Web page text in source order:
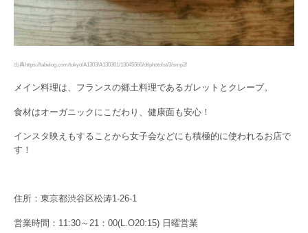
出典https://tabelog.com/tokyo/A1303/A130301/13045560/dtlphotolst/3/smp2/
メイン料理は、フランスの郷土料理であるガレットとクレープ。
食材はオーガニックにこだわり、健康面も安心！
インスタ映えもすることから女子会などにも積極的に使われるお店で
す！
住所：東京都渋谷区松涛1-26-1
営業時間：11:30～21：00(L.O20:15) 日曜営業